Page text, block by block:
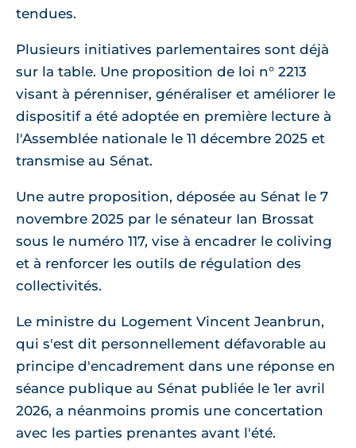
tendues.
Plusieurs initiatives parlementaires sont déjà
sur la table. Une proposition de loi n° 2213
visant à pérenniser, généraliser et améliorer le
dispositif a été adoptée en première lecture à
l'Assemblée nationale le 11 décembre 2025 et
transmise au Sénat.
Une autre proposition, déposée au Sénat le 7
novembre 2025 par le sénateur Ian Brossat
sous le numéro 117, vise à encadrer le coliving
et à renforcer les outils de régulation des
collectivités.
Le ministre du Logement Vincent Jeanbrun,
qui s'est dit personnellement défavorable au
principe d'encadrement dans une réponse en
séance publique au Sénat publiée le 1er avril
2026, a néanmoins promis une concertation
avec les parties prenantes avant l'été.